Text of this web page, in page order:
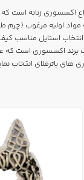
اولیه مرغوب (چرم
انتخاب استایل مناسب
برند اکسسوری است
های باترفلای انتخاب